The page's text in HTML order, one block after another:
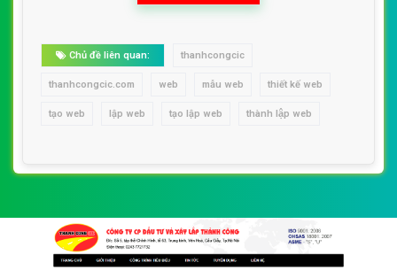
Chủ đề liên quan: thanhcongcic
thanhcongcic.com web mẫu web thiết kế web
tạo web lập web tạo lập web thành lập web